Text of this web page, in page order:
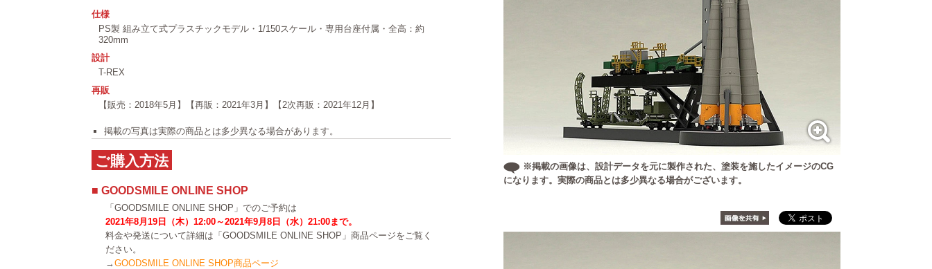
※掲載の画像は、設計データを元に製作された、塗装を施したイメージのCG
になります。実際の商品とは多少異なる場合がございます。
仕様
PS製 組み立て式プラスチックモデル・1/150スケール・専用台座付属・全高：約
320mm
設計
T-REX
再販
【販売：2018年5月】【再販：2021年3月】【2次再販：2021年12月】
掲載の写真は実際の商品とは多少異なる場合があります。
ご購入方法
■ GOODSMILE ONLINE SHOP
「GOODSMILE ONLINE SHOP」でのご予約は
2021年8月19日（木）12:00～2021年9月8日（水）21:00まで。
料金や発送について詳細は「GOODSMILE ONLINE SHOP」商品ページをご覧く
ださい。
→GOODSMILE ONLINE SHOP商品ページ